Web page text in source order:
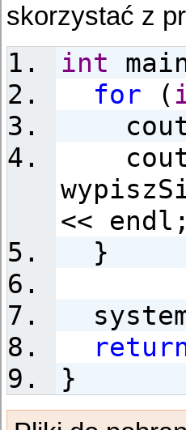
skorzystać z
int
for (
cout
cout
<< endl;
}
}